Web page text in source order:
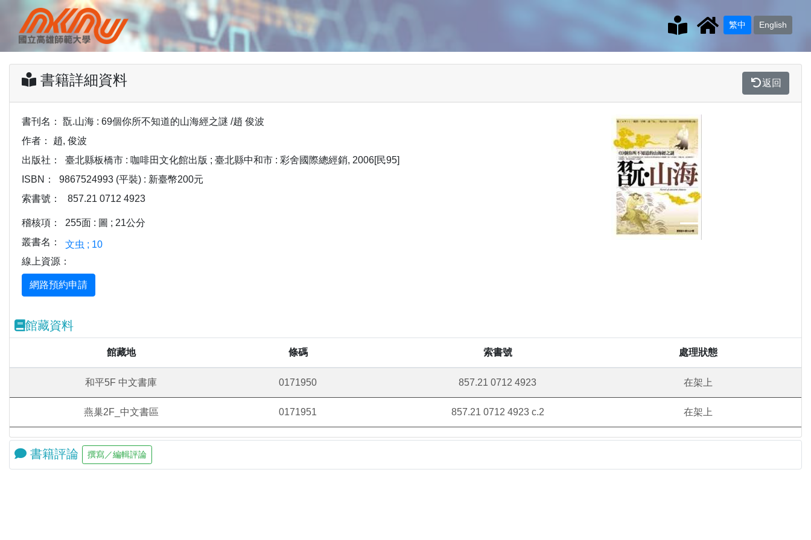
繁中 English
書籍詳細資料 返回
書刊名：
翫.山海 : 69個你所不知道的山海經之謎 /趙 俊波
作者：
趙, 俊波
出版社：
臺北縣板橋市 : 咖啡田文化館出版 ; 臺北縣中和市 : 彩舍國際總經銷, 2006[民95]
ISBN：
9867524993 (平裝) : 新臺幣200元
索書號：
857.21 0712 4923
稽核項：
255面 : 圖 ; 21公分
叢書名：
文虫 ; 10
線上資源：
Previous
館藏資料
館藏地 條碼 索書號 處理狀態
和平5F 中文書庫 0171950 857.21 0712 4923 在架上
燕巢2F_中文書區 0171951 857.21 0712 4923 c.2 在架上
書籍評論